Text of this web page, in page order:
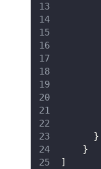
}
}
]